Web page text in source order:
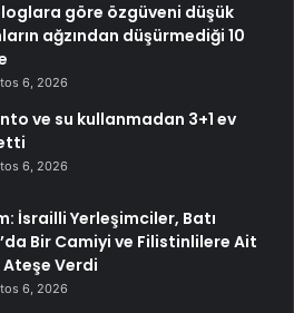
göre özgüveni düşük
ağzından düşürmediği 10
6, 2026
ve su kullanmadan 3+1 ev
6, 2026
İsrailli Yerleşimciler, Batı
Bir Camiyi ve Filistinlilere Ait
Ateşe Verdi
6, 2026